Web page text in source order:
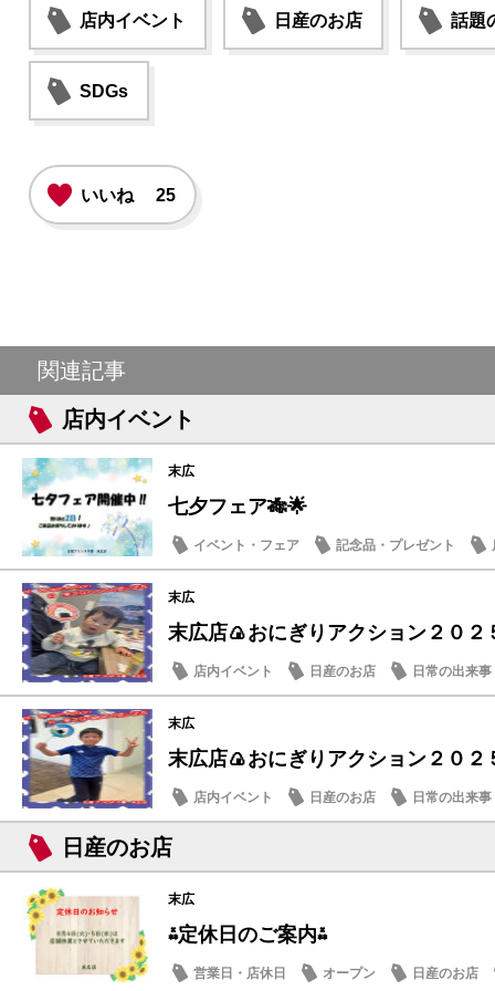
店内イベント 日産のお店 話題
SDGs
いいね 25
関連記事
店内イベント
末広
七夕フェア🎋🌟
イベント・フェア 記念品・プレゼント
末広
末広店🍙おにぎりアクション２０２
店内イベント 日産のお店 日常の出来事
末広
末広店🍙おにぎりアクション２０２
店内イベント 日産のお店 日常の出来事
日産のお店
末広
⁂定休日のご案内⁂
営業日・店休日 オープン 日産のお店